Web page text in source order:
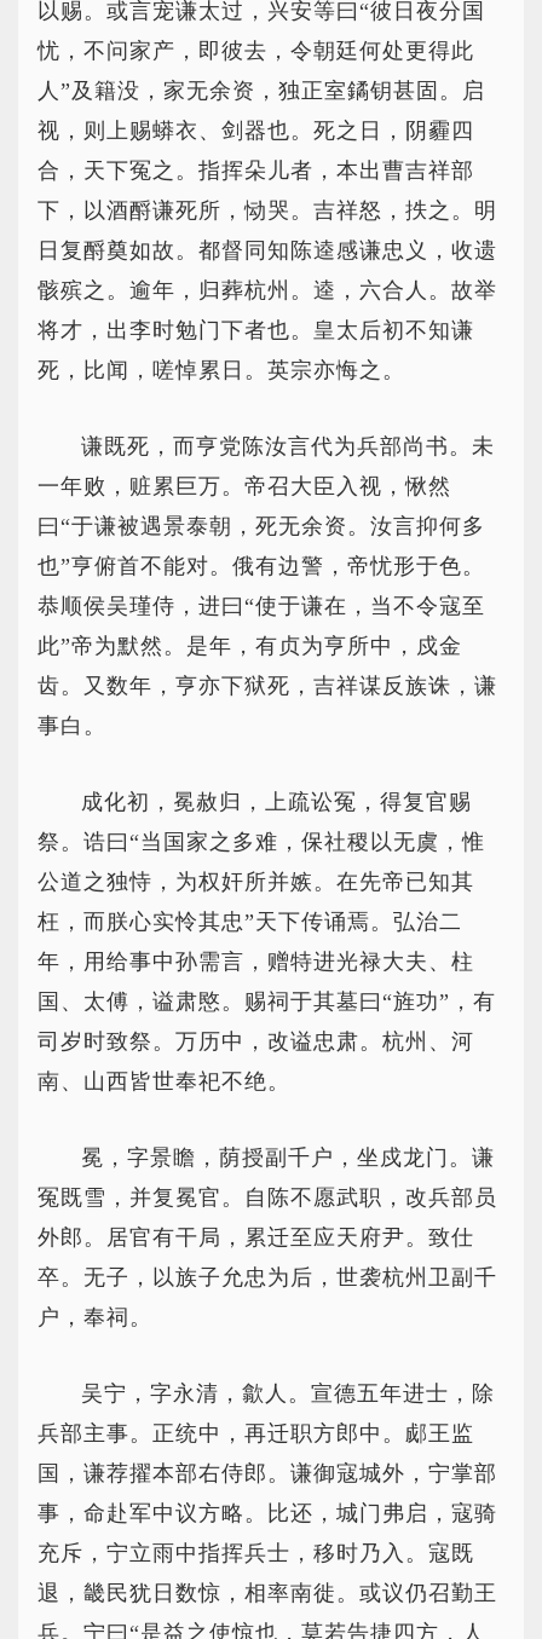
以赐。或言宠谦太过，兴安等曰“彼日夜分国
忧，不问家产，即彼去，令朝廷何处更得此
人”及籍没，家无余资，独正室鐍钥甚固。启
视，则上赐蟒衣、剑器也。死之日，阴霾四
合，天下冤之。指挥朵儿者，本出曹吉祥部
下，以酒酹谦死所，恸哭。吉祥怒，抶之。明
日复酹奠如故。都督同知陈逵感谦忠义，收遗
骸殡之。逾年，归葬杭州。逵，六合人。故举
将才，出李时勉门下者也。皇太后初不知谦
死，比闻，嗟悼累日。英宗亦悔之。
谦既死，而亨党陈汝言代为兵部尚书。未
一年败，赃累巨万。帝召大臣入视，愀然
曰“于谦被遇景泰朝，死无余资。汝言抑何多
也”亨俯首不能对。俄有边警，帝忧形于色。
恭顺侯吴瑾侍，进曰“使于谦在，当不令寇至
此”帝为默然。是年，有贞为亨所中，戍金
齿。又数年，亨亦下狱死，吉祥谋反族诛，谦
事白。
成化初，冕赦归，上疏讼冤，得复官赐
祭。诰曰“当国家之多难，保社稷以无虞，惟
公道之独恃，为权奸所并嫉。在先帝已知其
枉，而朕心实怜其忠”天下传诵焉。弘治二
年，用给事中孙需言，赠特进光禄大夫、柱
国、太傅，谥肃愍。赐祠于其墓曰“旌功”，有
司岁时致祭。万历中，改谥忠肃。杭州、河
南、山西皆世奉祀不绝。
冕，字景瞻，荫授副千户，坐戍龙门。谦
冤既雪，并复冕官。自陈不愿武职，改兵部员
外郎。居官有干局，累迁至应天府尹。致仕
卒。无子，以族子允忠为后，世袭杭州卫副千
户，奉祠。
吴宁，字永清，歙人。宣德五年进士，除
兵部主事。正统中，再迁职方郎中。郕王监
国，谦荐擢本部右侍郎。谦御寇城外，宁掌部
事，命赴军中议方略。比还，城门弗启，寇骑
充斥，宁立雨中指挥兵士，移时乃入。寇既
退，畿民犹日数惊，相率南徙。或议仍召勤王
兵。宁曰“是益之使惊也，莫若告捷四方，人